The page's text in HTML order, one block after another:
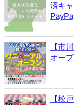
済キ
【市
オー
【松